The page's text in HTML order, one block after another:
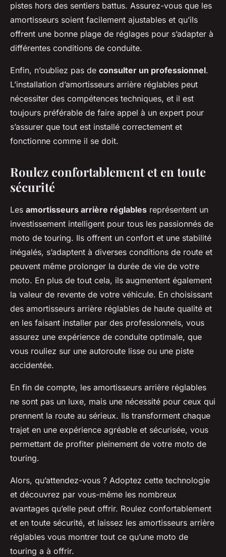
pistes hors des sentiers battus. Assurez-vous que les
amortisseurs soient facilement ajustables et qu’ils
offrent une bonne plage de réglages pour s’adapter à
différentes conditions de conduite.
Enfin, n’oubliez pas de consulter un professionnel.
L’installation d’amortisseurs arrière réglables peut
nécessiter des compétences techniques, et il est
toujours préférable de faire appel à un expert pour
s’assurer que tout est installé correctement et
fonctionne comme il se doit.
Roulez confortablement et en toute
sécurité
Les amortisseurs arrière réglables représentent un
investissement intelligent pour tous les passionnés de
moto de touring. Ils offrent un confort et une stabilité
inégalés, s’adaptent à diverses conditions de route et
peuvent même prolonger la durée de vie de votre
moto. En plus de tout cela, ils augmentent également
la valeur de revente de votre véhicule. En choisissant
des amortisseurs arrière réglables de haute qualité et
en les faisant installer par des professionnels, vous
assurez une expérience de conduite optimale, que
vous rouliez sur une autoroute lisse ou une piste
accidentée.
En fin de compte, les amortisseurs arrière réglables
ne sont pas un luxe, mais une nécessité pour ceux qui
prennent la route au sérieux. Ils transforment chaque
trajet en une expérience agréable et sécurisée, vous
permettant de profiter pleinement de votre moto de
touring.
Alors, qu’attendez-vous ? Adoptez cette technologie
et découvrez par vous-même les nombreux
avantages qu’elle peut offrir. Roulez confortablement
et en toute sécurité, et laissez les amortisseurs arrière
réglables vous montrer tout ce qu’une moto de
touring a à offrir.